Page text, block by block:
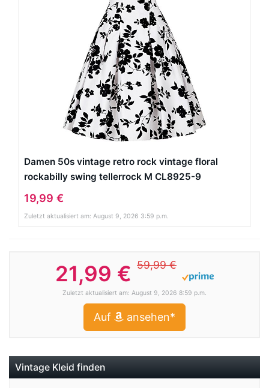
Damen 50s vintage retro rock vintage floral
rockabilly swing tellerrock M CL8925-9
19,99 €
Zuletzt aktualisiert am: August 9, 2026 3:59 p.m.
21,99 € 59,99 €
Zuletzt aktualisiert am: August 9, 2026 8:59 p.m.
Auf ansehen*
Vintage Kleid finden